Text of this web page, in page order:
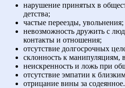
нарушение принятых в
детства;
частые переезды, увольнения;
невозможность дружить с
контакты и отношения;
отсутствие долгосрочных
склонность к манипуляциям,
неискренность и ложь при
отсутствие эмпатии к
отрицание вины за содеянное.